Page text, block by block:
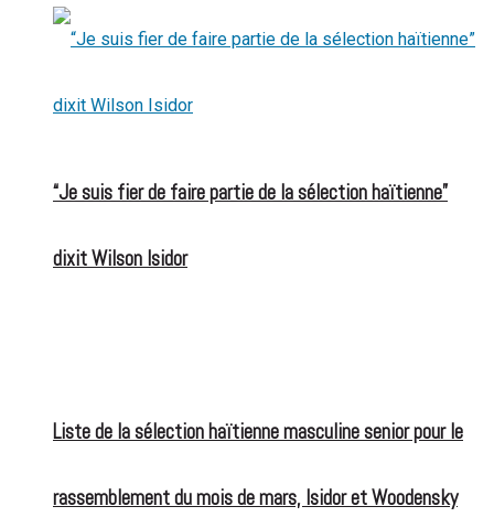
“Je suis fier de faire partie de la sélection haïtienne”
dixit Wilson Isidor
Liste de la sélection haïtienne masculine senior pour le
rassemblement du mois de mars, Isidor et Woodensky